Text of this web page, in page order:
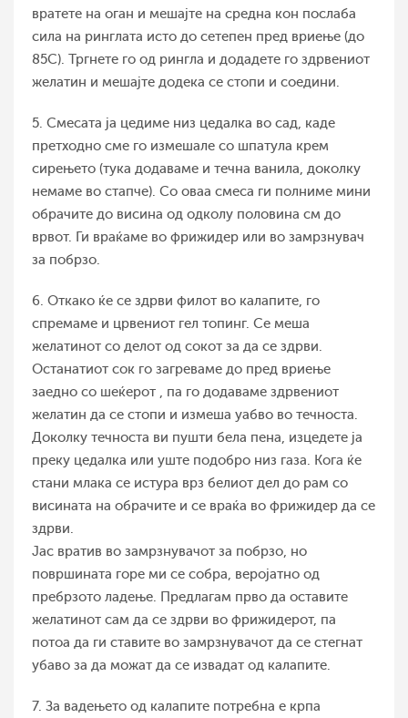
вратете на оган и мешајте на средна кон послаба
сила на ринглата исто до сетепен пред вриење (до
85С). Тргнете го од рингла и додадете го здрвениот
желатин и мешајте додека се стопи и соедини.
5. Смесата ја цедиме низ цедалка во сад, каде
претходно сме го измешале со шпатула крем
сирењето (тука додаваме и течна ванила, доколку
немаме во стапче). Со оваа смеса ги полниме мини
обрачите до висина од одколу половина см до
врвот. Ги враќаме во фрижидер или во замрзнувач
за побрзо.
6. Откако ќе се здрви филот во калапите, го
спремаме и црвениот гел топинг. Се меша
желатинот со делот од сокот за да се здрви.
Останатиот сок го загреваме до пред вриење
заедно со шеќерот , па го додаваме здрвениот
желатин да се стопи и измеша уабво во течноста.
Доколку течноста ви пушти бела пена, изцедете ја
преку цедалка или уште подобро низ газа. Кога ќе
стани млака се истура врз белиот дел до рам со
висината на обрачите и се враќа во фрижидер да се
здрви.
Јас вратив во замрзнувачот за побрзо, но
површината горе ми се собра, веројатно од
пребрзото ладење. Предлагам прво да оставите
желатинот сам да се здрви во фрижидерот, па
потоа да ги ставите во замрзнувачот да се стегнат
убаво за да можат да се извадат од калапите.
7. За вадењето од калапите потребна е крпа